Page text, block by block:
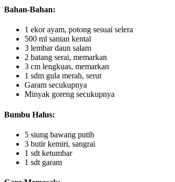
Bahan-Bahan:
1 ekor ayam, potong sesuai selera
500 ml santan kental
3 lembar daun salam
2 batang serai, memarkan
3 cm lengkuas, memarkan
1 sdm gula merah, serut
Garam secukupnya
Minyak goreng secukupnya
Bumbu Halus:
5 siung bawang putih
3 butir kemiri, sangrai
1 sdt ketumbar
1 sdt garam